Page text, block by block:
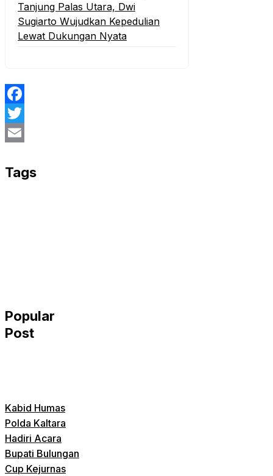
Tanjung Palas Utara, Dwi
Sugiarto Wujudkan Kepedulian
Lewat Dukungan Nyata
Facebook
Twitter
Tags
Popular
Post
Kabid Humas
Polda Kaltara
Hadiri Acara
Bupati Bulungan
Cup Kejurnas